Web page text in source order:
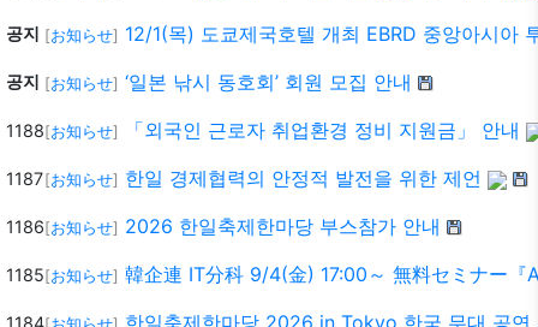
공지 [お知らせ] 12/1(목) 도쿄제국호텔 개최 EBRD 중앙아시아
공지 [お知らせ] ‘일본 낚시 동호회’ 회원 모집 안내
1188 [お知らせ] 「외국인 근로자 취업환경 정비 지원금」 안내
1187 [お知らせ] 한일 경제협력의 안정적 발전을 위한 제언
1186 [お知らせ] 2026 한일축제한마당 부스참가 안내
1185 [お知らせ] 韓企連 IT分科 9/4(金) 17:00～ 無料セミナー
1184 한일축제한마당 2026 in Tokyo 한국 무대 공연